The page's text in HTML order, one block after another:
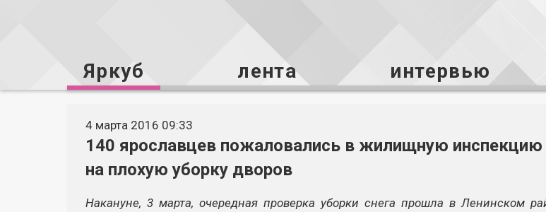
Яркуб лента интервью
4 марта 2016 09:33
140 ярославцев пожаловались в жилищную инспекцию
на плохую уборку дворов
Накануне, 3 марта, очередная проверка уборки снега прошла в Ленинском